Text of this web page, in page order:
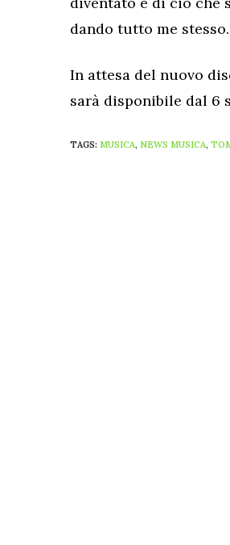
dando tutto me
In attesa del nuovo
sarà disponibile dal 6
TAGS: MUSICA, NEWS MUSICA,